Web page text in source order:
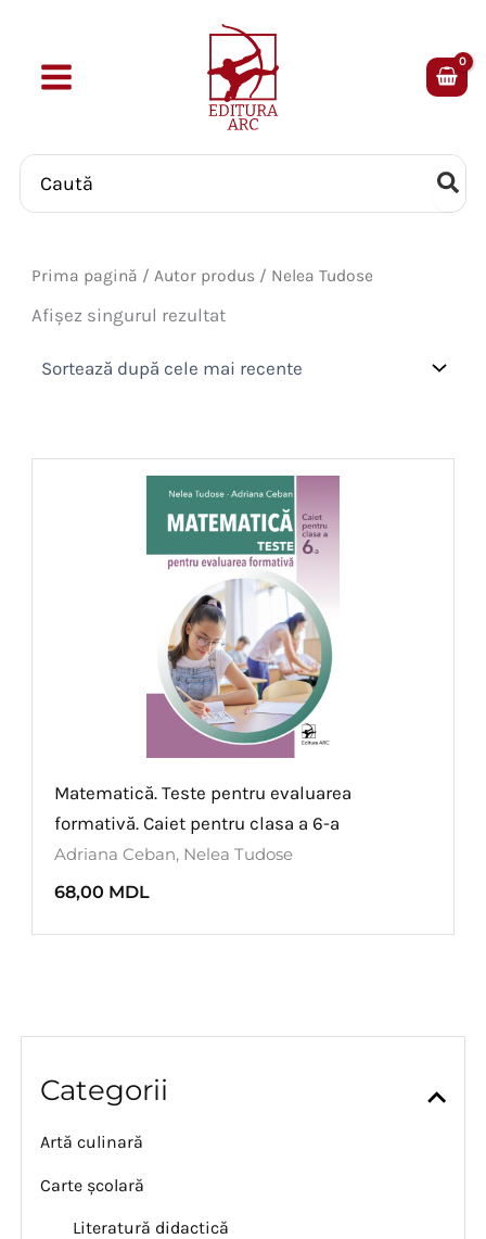
content
Search
for:
Categorii
Artă culinară
Carte școlară
Literatură didactică
Prima pagină / Autor produs / Nelea Tudose
Afișez singurul rezultat
Matematică. Teste pentru evaluarea
formativă. Caiet pentru clasa a 6-a
Adriana Ceban, Nelea Tudose
68,00 MDL